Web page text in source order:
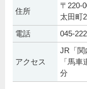
住所
〒220-
太田町
電話 045-
アクセス
JR「関
「馬
分